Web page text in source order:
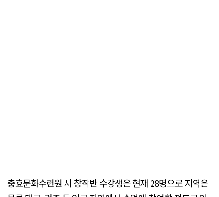
충효문화수련원 시 창작반 수강생은 현재 28명으로 지역은